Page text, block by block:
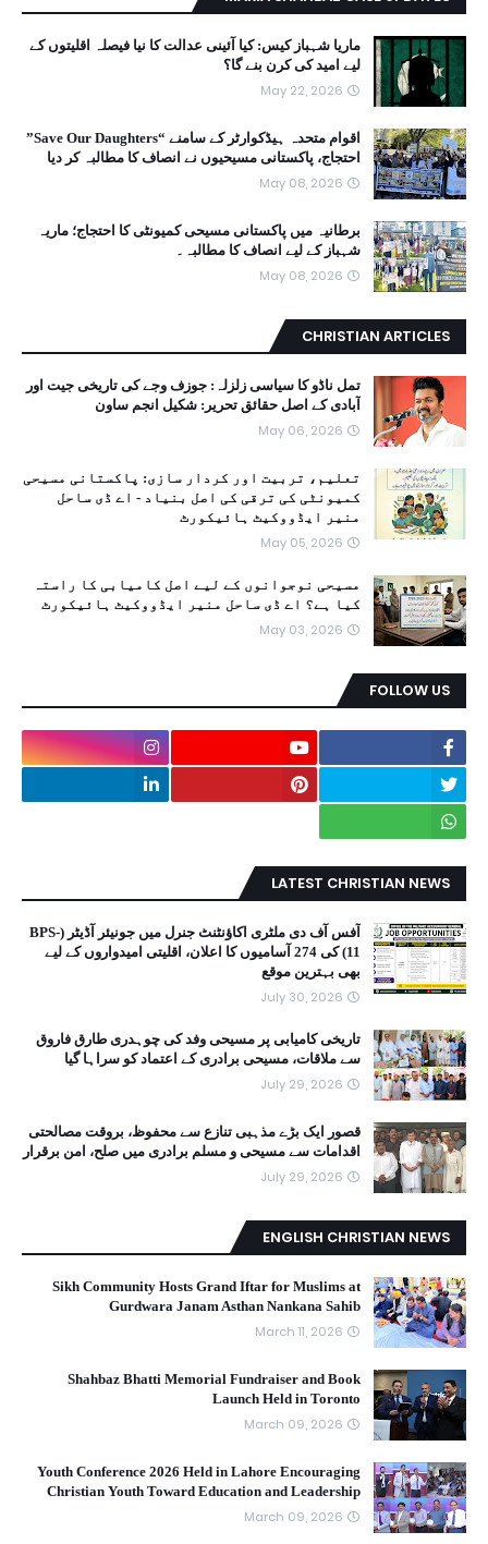
ماریا شہباز کیس: کیا آئینی عدالت کا نیا فیصلہ اقلیتوں کے
لیے امید کی کرن بنے گا؟
May 22, 2026
اقوام متحدہ ہیڈکوارٹر کے سامنے “Save Our Daughters”
احتجاج، پاکستانی مسیحیوں نے انصاف کا مطالبہ کر دیا
May 08, 2026
برطانیہ میں پاکستانی مسیحی کمیونٹی کا احتجاج؛ ماریہ
شہباز کے لیے انصاف کا مطالبہ۔
May 08, 2026
CHRISTIAN ARTICLES
تمل ناڈو کا سیاسی زلزلہ: جوزف وجے کی تاریخی جیت اور
آبادی کے اصل حقائق تحریر: شکیل انجم ساون
May 06, 2026
تعلیم، تربیت اور کردار سازی: پاکستانی مسیحی
کمیونٹی کی ترقی کی اصل بنیاد - اے ڈی ساحل
منیر ایڈووکیٹ ہائیکورٹ
May 05, 2026
مسیحی نوجوانوں کے لیے اصل کامیابی کا راستہ
کیا ہے؟ اے ڈی ساحل منیر ایڈووکیٹ ہائیکورٹ
May 03, 2026
FOLLOW US
LATEST CHRISTIAN NEWS
آفس آف دی ملٹری اکاؤنٹنٹ جنرل میں جونیئر آڈیٹر (BPS-
11) کی 274 آسامیوں کا اعلان، اقلیتی امیدواروں کے لیے
بھی بہترین موقع
July 30, 2026
تاریخی کامیابی پر مسیحی وفد کی چوہدری طارق فاروق
سے ملاقات، مسیحی برادری کے اعتماد کو سراہا گیا
July 29, 2026
قصور ایک بڑے مذہبی تنازع سے محفوظ، بروقت مصالحتی
اقدامات سے مسیحی و مسلم برادری میں صلح، امن برقرار
July 29, 2026
ENGLISH CHRISTIAN NEWS
Sikh Community Hosts Grand Iftar for Muslims at
Gurdwara Janam Asthan Nankana Sahib
March 11, 2026
Shahbaz Bhatti Memorial Fundraiser and Book
Launch Held in Toronto
March 09, 2026
Youth Conference 2026 Held in Lahore Encouraging
Christian Youth Toward Education and Leadership
March 09, 2026